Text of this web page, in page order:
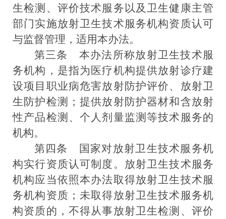
生检测、评价技术服务以及卫生健康主管
部门实施放射卫生技术服务机构资质认可
与监督管理，适用本办法。
第三条
本办法所称放射卫生技术服
务机构，是指为医疗机构提供放射诊疗建
设项目职业病危害放射防护评价、放射卫
生防护检测；提供放射防护器材和含放射
性产品检测、个人剂量监测等技术服务的
机构。
第四条
国家对放射卫生技术服务机
构实行资质认可制度。放射卫生技术服务
机构应当依照本办法取得放射卫生技术服
务机构资质；未取得放射卫生技术服务机
构资质的，不得从事放射卫生检测、评价